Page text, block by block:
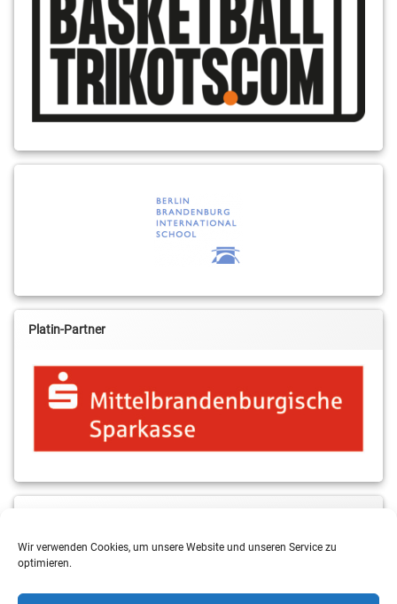
Wir verwenden Cookies, um unsere Website und unseren Service zu
optimieren.
Platin-Partner